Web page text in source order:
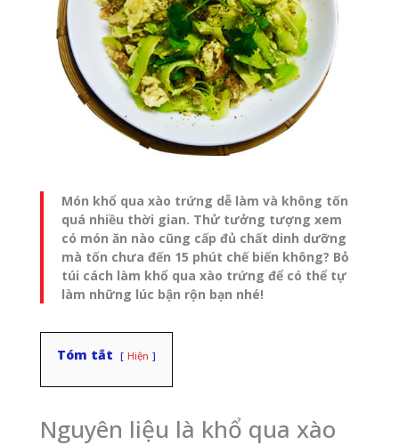
Món khổ qua xào trứng dễ làm và không tốn
quá nhiều thời gian. Thử tưởng tượng xem
có món ăn nào cũng cấp đủ chất dinh dưỡng
mà tốn chưa đến 15 phút chế biến không? Bỏ
túi cách làm khổ qua xào trứng để có thể tự
làm những lúc bận rộn bạn nhé!
Tóm tắt Hiện
Nguyên liệu là khổ qua xào